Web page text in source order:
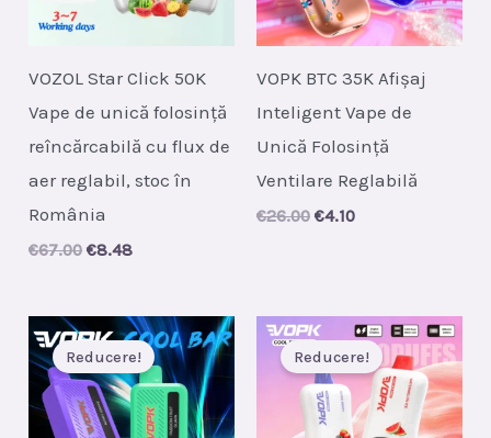
VOZOL Star Click 50K
Vape de unică folosință
reîncărcabilă cu flux de
aer reglabil, stoc în
România
€67.00 Original
€67.00.
€8.48Current
€8.48.
VOPK BTC 35K Afișaj
Inteligent Vape de
Unică Folosință
Ventilare Reglabilă
€26.00 Original
€4.10Current
Reducere! Reducere!